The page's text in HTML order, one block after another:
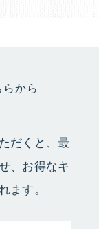
から
だくと、最
、お得なキ
ます。